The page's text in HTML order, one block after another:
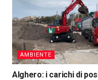
AMBIENTE
Alghero: i carichi di